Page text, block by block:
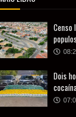
Censo
Dois